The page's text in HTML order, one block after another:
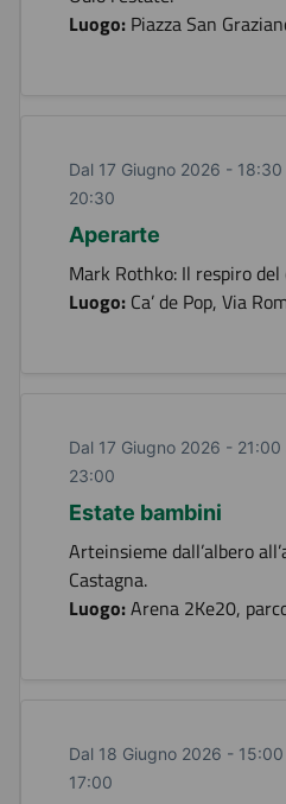
Luogo: Piazza San
Dal 17 Giugno 2026 -
20:30
Aperarte
Mark Rothko: Il respiro del
Luogo: Ca’ de Pop, Via
Dal 17 Giugno 2026 -
23:00
Estate bambini
Arteinsieme dall’albero
Castagna.
Luogo:Arena 2Ke20,
Dal 18 Giugno 2026 -
17:00